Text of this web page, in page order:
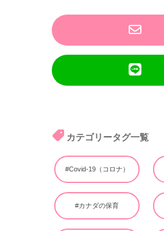
カテゴリータグ一覧
#Covid-19（コロナ）
#カナダの保育